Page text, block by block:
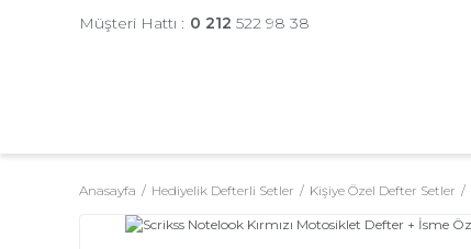
Müşteri Hattı : 0 212 522 98 38
Anasayfa Hediyelik Defterli Setler Kişiye Özel Defter Setler